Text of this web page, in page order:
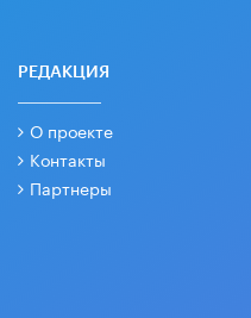
РЕДАКЦИЯ
О проекте
Контакты
Партнеры